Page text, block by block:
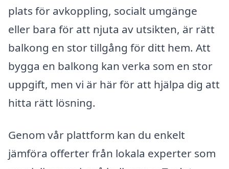
plats för avkoppling, socialt umgänge
eller bara för att njuta av utsikten, är rätt
balkong en stor tillgång för ditt hem. Att
bygga en balkong kan verka som en stor
uppgift, men vi är här för att hjälpa dig att
hitta rätt lösning.
Genom vår plattform kan du enkelt
jämföra offerter från lokala experter som